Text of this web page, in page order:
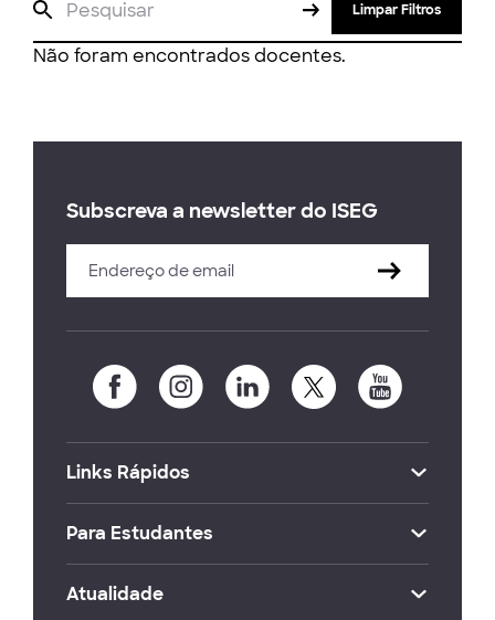
Limpar Filtros
Não foram encontrados docentes.
Subscreva a newsletter do ISEG
Links Rápidos
Para Estudantes
Atualidade